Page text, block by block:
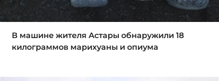
В машине жителя Астары обнаружили 18
килограммов марихуаны и опиума